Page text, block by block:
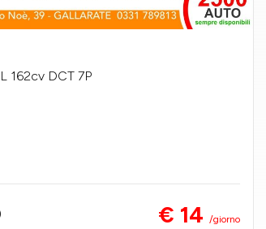
162cv DCT 7P
€ 14 /giorno